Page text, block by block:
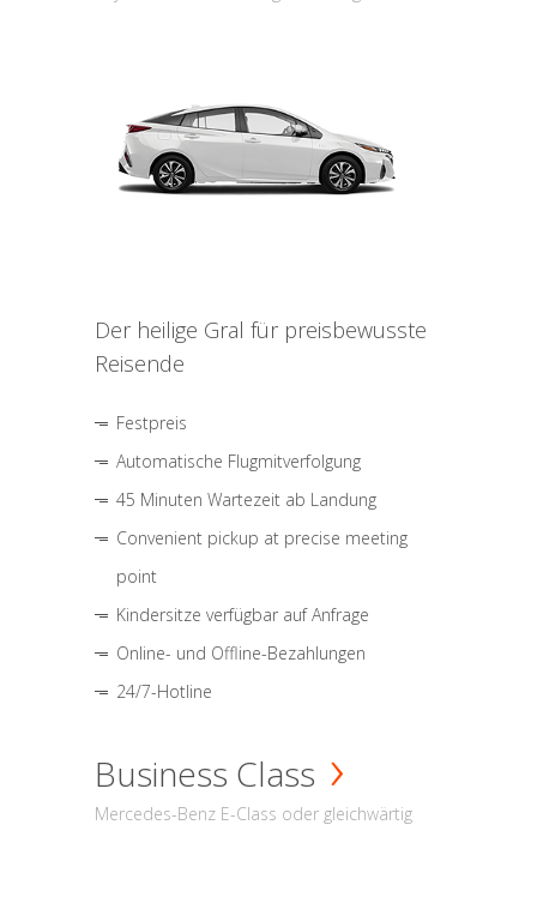
Der heilige Gral für preisbewusste
Reisende
Festpreis
Automatische Flugmitverfolgung
45 Minuten Wartezeit ab Landung
Convenient pickup at precise meeting
point
Kindersitze verfügbar auf Anfrage
Online- und Offline-Bezahlungen
24/7-Hotline
Business Class
Mercedes-Benz E-Class oder gleichwärtig